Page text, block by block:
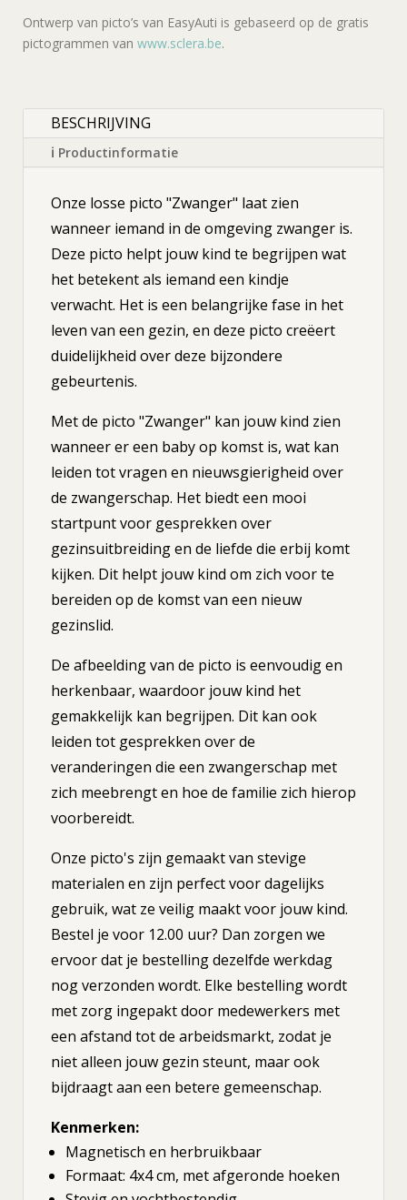
Ontwerp van picto’s van EasyAuti is gebaseerd op de gratis
pictogrammen van www.sclera.be.
BESCHRIJVING
ℹ Productinformatie
Onze losse picto "Zwanger" laat zien
wanneer iemand in de omgeving zwanger is.
Deze picto helpt jouw kind te begrijpen wat
het betekent als iemand een kindje
verwacht. Het is een belangrijke fase in het
leven van een gezin, en deze picto creëert
duidelijkheid over deze bijzondere
gebeurtenis.
Met de picto "Zwanger" kan jouw kind zien
wanneer er een baby op komst is, wat kan
leiden tot vragen en nieuwsgierigheid over
de zwangerschap. Het biedt een mooi
startpunt voor gesprekken over
gezinsuitbreiding en de liefde die erbij komt
kijken. Dit helpt jouw kind om zich voor te
bereiden op de komst van een nieuw
gezinslid.
De afbeelding van de picto is eenvoudig en
herkenbaar, waardoor jouw kind het
gemakkelijk kan begrijpen. Dit kan ook
leiden tot gesprekken over de
veranderingen die een zwangerschap met
zich meebrengt en hoe de familie zich hierop
voorbereidt.
Onze picto's zijn gemaakt van stevige
materialen en zijn perfect voor dagelijks
gebruik, wat ze veilig maakt voor jouw kind.
Bestel je voor 12.00 uur? Dan zorgen we
ervoor dat je bestelling dezelfde werkdag
nog verzonden wordt. Elke bestelling wordt
met zorg ingepakt door medewerkers met
een afstand tot de arbeidsmarkt, zodat je
niet alleen jouw gezin steunt, maar ook
bijdraagt aan een betere gemeenschap.
Kenmerken:
Magnetisch en herbruikbaar
Formaat: 4x4 cm, met afgeronde hoeken